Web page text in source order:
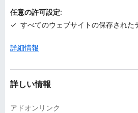
任意の許可設定:
すべてのウェブサイトの保存された
詳細情報
詳しい情報
アドオンリンク